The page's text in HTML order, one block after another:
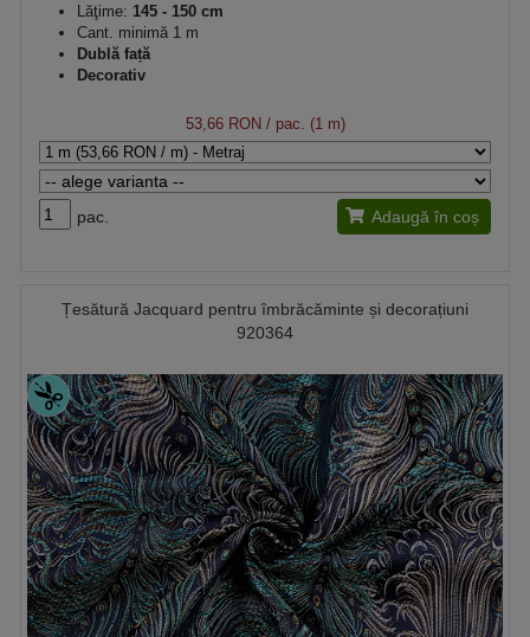
Lăţime: 145 - 150 cm
Cant. minimă 1 m
Dublă față
Decorativ
53,66 RON/ pac. (1 m)
pac. Adaugă în coș
Țesătură Jacquard pentru îmbrăcăminte și decorațiuni
920364